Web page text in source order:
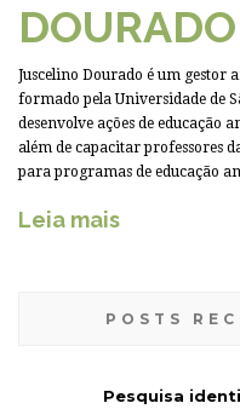
DOURADO
Juscelino Dourado é um gestor
formado pela Universidade de
desenvolve ações de educação
além de capacitar professores
para programas de educação
Leia mais
POSTS
Pesquisa